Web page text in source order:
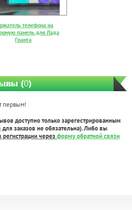
телефона на
панель для Лада
Гранта
(0)
первым!
доступно только зарегестрированным
для заказов не обязательна). Либо вы
регистрации через форму обратной связи